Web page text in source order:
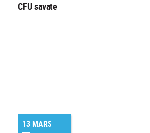
CFU savate
13 MARS